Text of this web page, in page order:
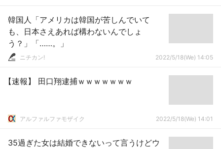
韓国人「アメリカは韓国が苦しんでいて
も、日本さえあれば構わないんでしょ
う？」「……。」
ニチカン! 2022/5/18(We) 14:05
【速報】 田口翔逮捕ｗｗｗｗｗｗｗ
アルファルファモザイク 2022/5/18(We) 14:01
35過ぎた女は結婚できないって言うけどウ